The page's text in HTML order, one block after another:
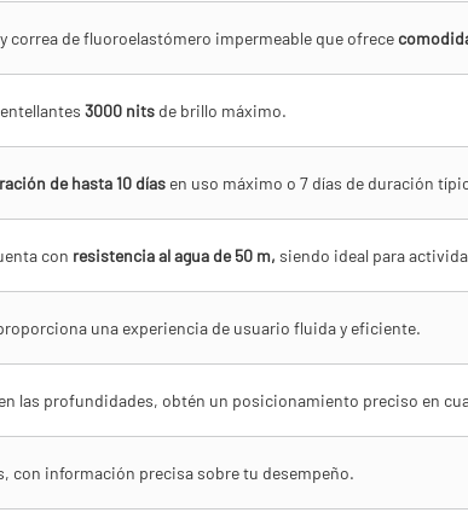
correa de fluoroelastómero impermeable que ofrece
3000 nits de brillo máximo.
de hasta 10 días en uso máximo o 7 días de duración
con resistencia al agua de 50 m, siendo ideal para
una experiencia de usuario fluida y eficiente.
las profundidades, obtén un posicionamiento preciso en
con información precisa sobre tu desempeño.